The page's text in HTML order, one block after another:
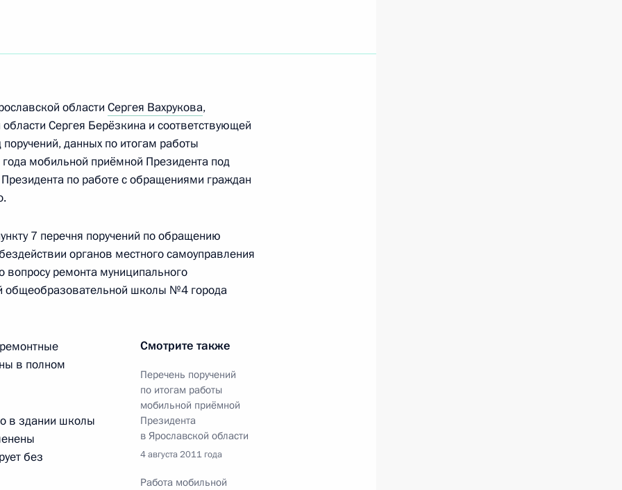
на должности
края, Ленинградской
Россия»
Ярославской области
по итогам работы
области
области Сергея Вахрукова,
Сергея Берёзкина и соответствующей
данных по итогам работы
мобильной приёмной Президента под
по работе с обращениями граждан
7 перечня поручений по обращению
органов местного самоуправления
вопросу ремонта муниципального
общеобразовательной школы №4 города
Смотрите также
Перечень поручений
по итогам работы
мобильной приёмной
Президента
в Ярославской области
4 августа 2011 года
Работа мобильной
в полном
в здании школы
без